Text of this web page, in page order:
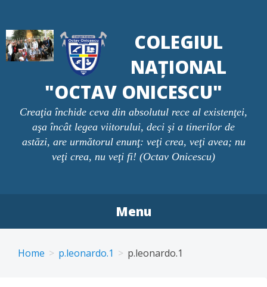
content
COLEGIUL
NAȚIONAL
"OCTAV ONICESCU"
Creaţia închide ceva din absolutul rece al existenţei,
aşa încât legea viitorului, deci şi a tinerilor de
astăzi, are următorul enunţ: veţi crea, veţi avea; nu
veţi crea, nu veţi fi! (Octav Onicescu)
Menu
Home p.leonardo.1 p.leonardo.1